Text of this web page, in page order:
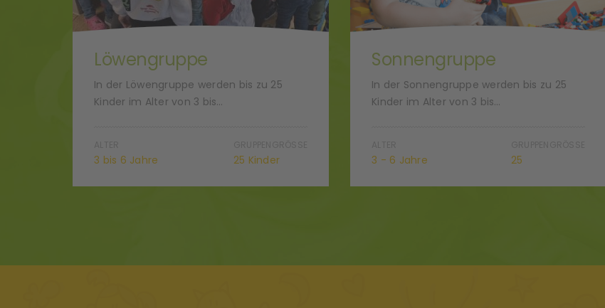
Löwengruppe
In der Löwengruppe werden bis zu 25
Kinder im Alter von 3 bis…
3 bis 6 Jahre 25 Kinder
Sonnengruppe
In der Sonnengruppe werden bis zu 25
Kinder im Alter von 3 bis…
3 - 6 Jahre 25